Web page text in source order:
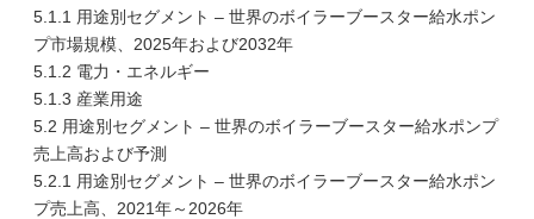
5.1.1 用途別セグメント – 世界のボイラーブースター給水ポン
プ市場規模、2025年および2032年
5.1.2 電力・エネルギー
5.1.3 産業用途
5.2 用途別セグメント – 世界のボイラーブースター給水ポンプ
売上高および予測
5.2.1 用途別セグメント – 世界のボイラーブースター給水ポン
プ売上高、2021年～2026年